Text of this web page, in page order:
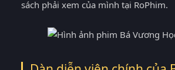
sách phải xem của mình tại RoPhim.